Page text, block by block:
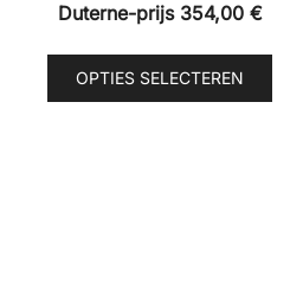
Duterne-prijs 354,00 €
OPTIES SELECTEREN
Dit